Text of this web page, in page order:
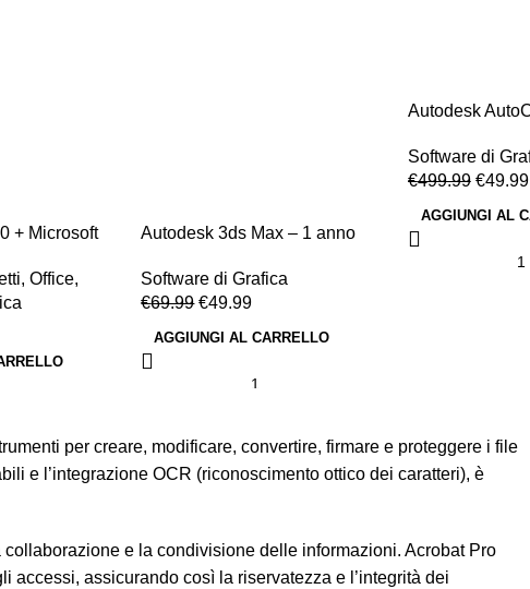
+ Microsoft
,Office,
Autodesk 3ds Max – 1 anno
Software di Grafica
€69.99 €49.99
AGGIUNGI AL CARRELLO
Autodesk
Software di
€499.99 €49.99
AGGIUNGI AL
per creare, modificare, convertire, firmare e proteggere i file
e l’integrazione OCR (riconoscimento ottico dei caratteri), è
e la condivisione delle informazioni. Acrobat Pro
assicurando così la riservatezza e l’integrità dei